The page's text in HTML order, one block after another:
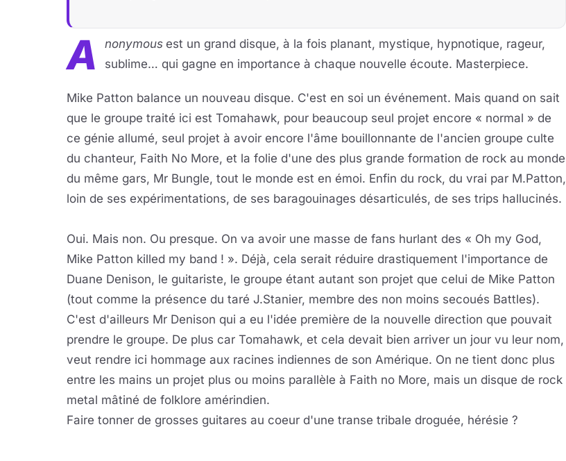
A nonymous est un grand disque, à la fois planant, mystique, hypnotique, rageur,
sublime… qui gagne en importance à chaque nouvelle écoute. Masterpiece.
Mike Patton balance un nouveau disque. C'est en soi un événement. Mais quand on sait
que le groupe traité ici est Tomahawk, pour beaucoup seul projet encore « normal » de
ce génie allumé, seul projet à avoir encore l'âme bouillonnante de l'ancien groupe culte
du chanteur, Faith No More, et la folie d'une des plus grande formation de rock au monde
du même gars, Mr Bungle, tout le monde est en émoi. Enfin du rock, du vrai par M.Patton,
loin de ses expérimentations, de ses baragouinages désarticulés, de ses trips hallucinés.
Oui. Mais non. Ou presque. On va avoir une masse de fans hurlant des « Oh my God,
Mike Patton killed my band ! ». Déjà, cela serait réduire drastiquement l'importance de
Duane Denison, le guitariste, le groupe étant autant son projet que celui de Mike Patton
(tout comme la présence du taré J.Stanier, membre des non moins secoués Battles).
C'est d'ailleurs Mr Denison qui a eu l'idée première de la nouvelle direction que pouvait
prendre le groupe. De plus car Tomahawk, et cela devait bien arriver un jour vu leur nom,
veut rendre ici hommage aux racines indiennes de son Amérique. On ne tient donc plus
entre les mains un projet plus ou moins parallèle à Faith no More, mais un disque de rock
metal mâtiné de folklore amérindien.
Faire tonner de grosses guitares au coeur d'une transe tribale droguée, hérésie ?